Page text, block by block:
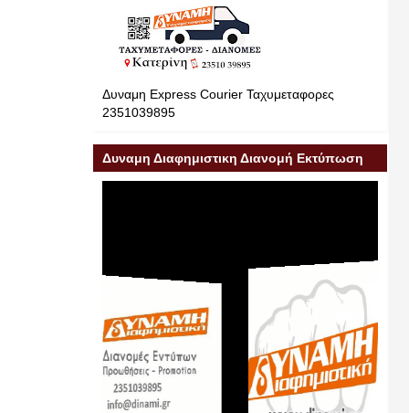
Δυναμη Express Courier Ταχυμεταφορες
2351039895
Δυναμη Διαφημιστικη Διανομή Εκτύπωση
Διαφήμιση 23510 39895